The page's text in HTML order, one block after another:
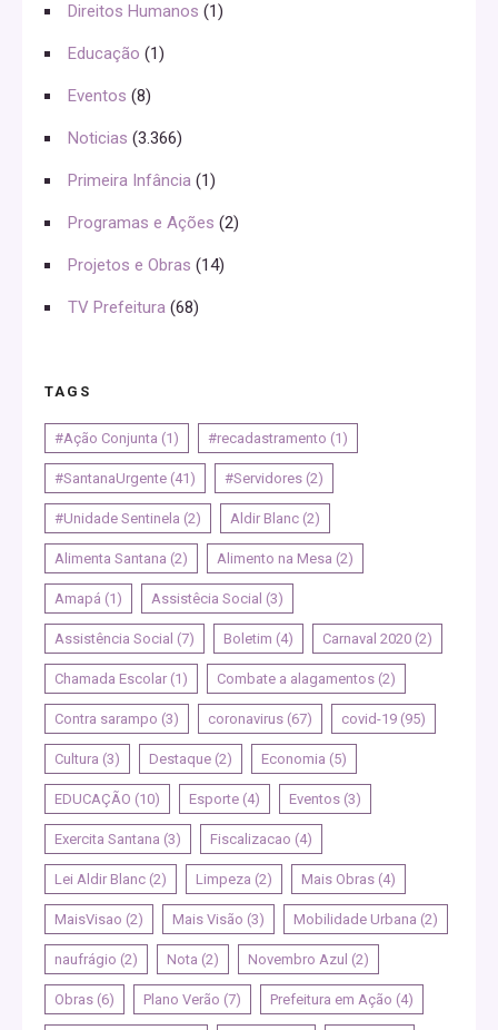
Direitos Humanos (1)
Educação (1)
Eventos (8)
Noticias (3.366)
Primeira Infância (1)
Programas e Ações (2)
Projetos e Obras (14)
TV Prefeitura (68)
TAGS
#Ação Conjunta (1) #recadastramento (1)
#SantanaUrgente (41) #Servidores (2)
#Unidade Sentinela (2) Aldir Blanc (2)
Alimenta Santana (2) Alimento na Mesa (2)
Amapá (1) Assistêcia Social (3)
Assistência Social (7) Boletim (4) Carnaval 2020 (2)
Chamada Escolar (1) Combate a alagamentos (2)
Contra sarampo (3) coronavirus (67) covid-19 (95)
Cultura (3) Destaque (2) Economia (5)
EDUCAÇÃO (10) Esporte (4) Eventos (3)
Exercita Santana (3) Fiscalizacao (4)
Lei Aldir Blanc (2) Limpeza (2) Mais Obras (4)
MaisVisao (2) Mais Visão (3) Mobilidade Urbana (2)
naufrágio (2) Nota (2) Novembro Azul (2)
Obras (6) Plano Verão (7) Prefeitura em Ação (4)